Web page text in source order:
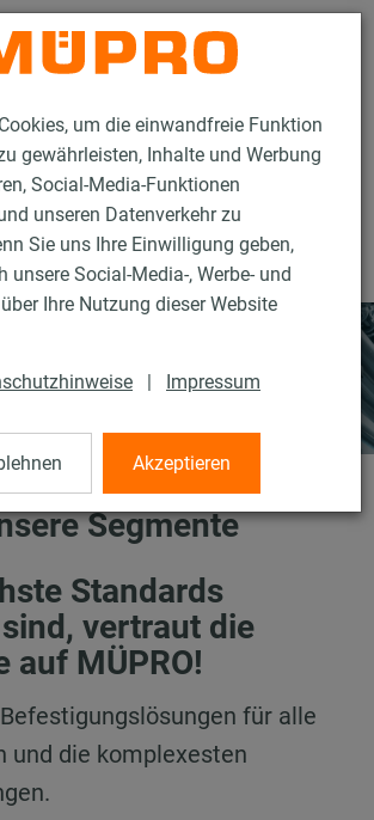
um die einwandfreie Funktion
gewährleisten, Inhalte und Werbung
Social-Media-Funktionen
unseren Datenverkehr zu
Sie uns Ihre Einwilligung geben,
unsere Social-Media-, Werbe- und
Ihre Nutzung dieser Website
| Impressum
Akzeptieren
Kontakt
uns Unsere Segmente
Segmente
Standards
vertraut die
auf MÜPRO!
für alle
und die komplexesten